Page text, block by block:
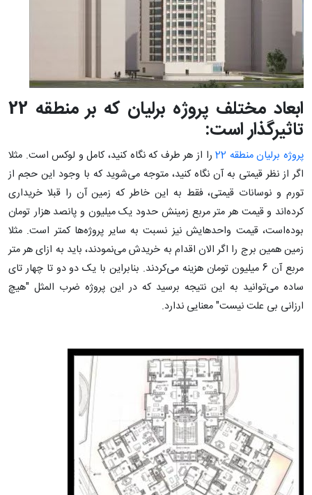
ابعاد مختلف پروژه برلیان که بر منطقه 22
تاثیرگذار است:
پروژه برلیان منطقه 22
را از هر طرف که نگاه کنید، کامل و لوکس است. مثلا
اگر از نظر قیمتی به آن نگاه کنید، متوجه می‌شوید که با وجود این حجم از
تورم و نوسانات قیمتی، فقط به این خاطر که زمین آن را قبلا خریداری
کرده‌اند و قیمت هر متر مربع زمینش حدود یک میلیون و پانصد هزار تومان
بوده‌است، قیمت واحدهایش نیز نسبت به سایر پروژه‌ها کمتر است. مثلا
زمین همین برج را اگر الان اقدام به خریدش می‌نمودند، باید به ازای هر متر
مربع آن 6 میلیون تومان هزینه می‌کردند. بنابراین با یک دو دو تا چهار تای
ساده می‌توانید به این نتیجه برسید که در این پروژه ضرب المثل "هیچ
ارزانی بی علت نیست" معنایی ندارد.